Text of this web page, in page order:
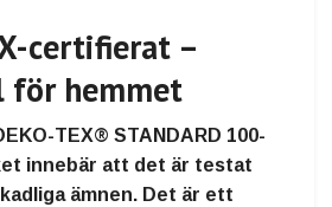
certifierat –
för hemmet
TEX® STANDARD 100-
innebär att det är testat
ämnen. Det är ett